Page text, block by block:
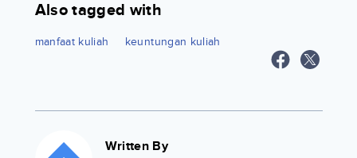
Also tagged with
manfaat kuliah keuntungan kuliah
Written By